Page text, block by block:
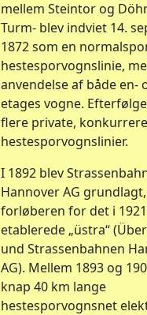
mellem Steintor og
Turm- blev indviet 14.
1872 som en
hestesporvognslinie,
anvendelse af både en-
etages vogne.
flere private,
hestesporvognslinier.
I 1892 blev
Hannover AG grundlagt,
forløberen for det i 1921
etablerede „üstra“
und Strassenbahnen
AG). Mellem 1893 og
knap 40 km lange
hestesporvognsnet